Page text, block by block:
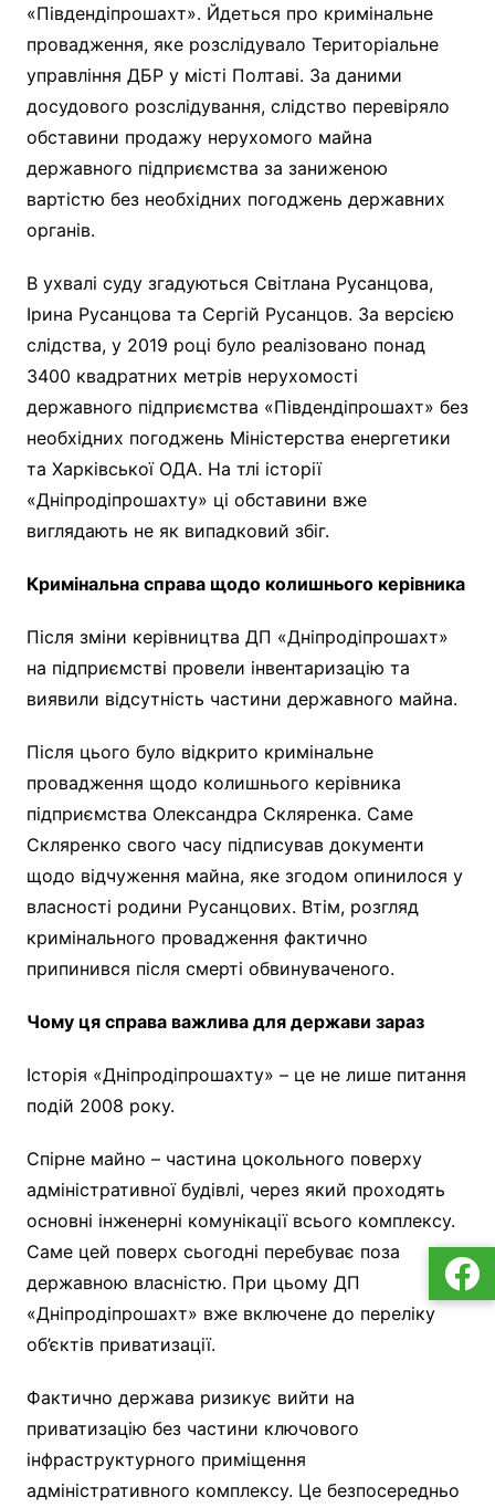
«Південдіпрошахт». Йдеться про кримінальне
провадження, яке розслідувало Територіальне
управління ДБР у місті Полтаві. За даними
досудового розслідування, слідство перевіряло
обставини продажу нерухомого майна
державного підприємства за заниженою
вартістю без необхідних погоджень державних
органів.
В ухвалі суду згадуються Світлана Русанцова,
Ірина Русанцова та Сергій Русанцов. За версією
слідства, у 2019 році було реалізовано понад
3400 квадратних метрів нерухомості
державного підприємства «Південдіпрошахт» без
необхідних погоджень Міністерства енергетики
та Харківської ОДА. На тлі історії
«Дніпродіпрошахту» ці обставини вже
виглядають не як випадковий збіг.
Кримінальна справа щодо колишнього керівника
Після зміни керівництва ДП «Дніпродіпрошахт»
на підприємстві провели інвентаризацію та
виявили відсутність частини державного майна.
Після цього було відкрито кримінальне
провадження щодо колишнього керівника
підприємства Олександра Скляренка. Саме
Скляренко свого часу підписував документи
щодо відчуження майна, яке згодом опинилося у
власності родини Русанцових. Втім, розгляд
кримінального провадження фактично
припинився після смерті обвинуваченого.
Чому ця справа важлива для держави зараз
Історія «Дніпродіпрошахту» – це не лише питання
подій 2008 року.
Спірне майно – частина цокольного поверху
адміністративної будівлі, через який проходять
основні інженерні комунікації всього комплексу.
Саме цей поверх сьогодні перебуває поза
державною власністю. При цьому ДП
«Дніпродіпрошахт» вже включене до переліку
об’єктів приватизації.
Фактично держава ризикує вийти на
приватизацію без частини ключового
інфраструктурного приміщення
адміністративного комплексу. Це безпосередньо